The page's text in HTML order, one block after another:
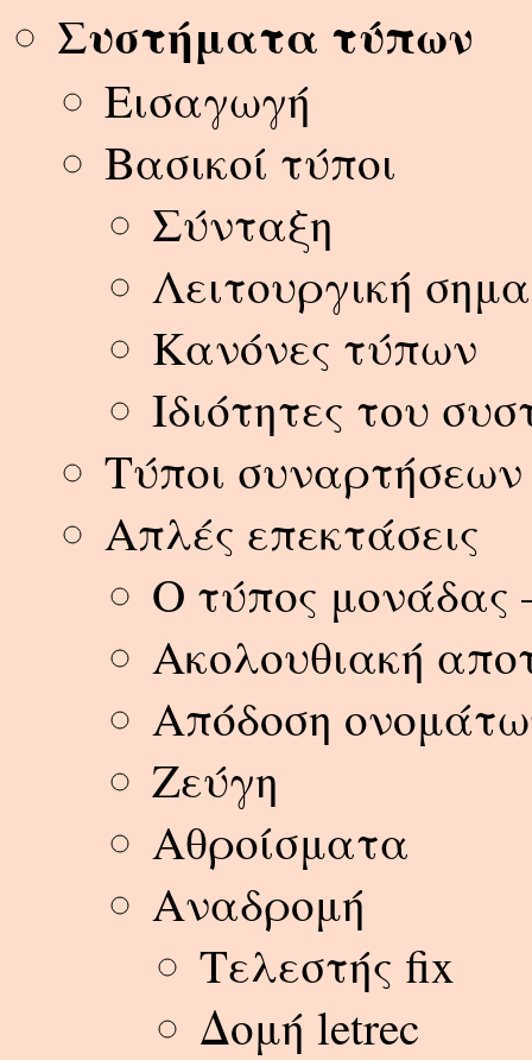
Συστήματα τύπων
Εισαγωγή
Βασικοί τύποι
Σύνταξη
Λειτουργική
Κανόνες τύπων
Ιδιότητες του
Τύποι συναρτήσεων
Απλές επεκτάσεις
Ο τύπος
Ακολουθιακή
Απόδοση
Ζεύγη
Αθροίσματα
Αναδρομή
Τελεστής fix
Δομή letrec